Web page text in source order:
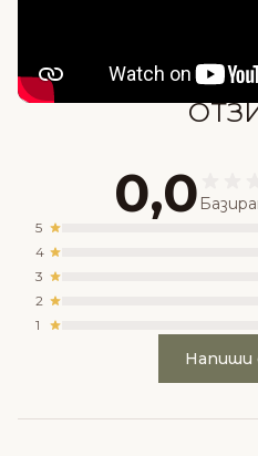
0,0
5
4
3
2
1
Напиши